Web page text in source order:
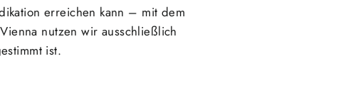
erreichen kann – mit dem
nutzen wir ausschließlich
ist.